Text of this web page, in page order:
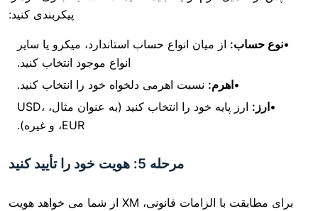
از میان انواع حساب استاندارد، میکرو یا سایر
انواع موجود انتخاب کنید.
نسبت اهرمی دلخواه خود را انتخاب کنید.
ارز پایه خود را انتخاب کنید (به عنوان مثال، USD،
برای مطابقت با الزامات قانونی، XM از شما می خواهد هویت